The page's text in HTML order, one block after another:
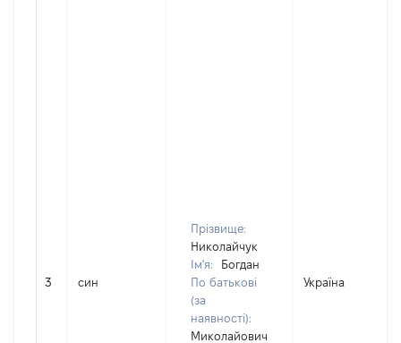
3 син
Прізвище:
Николайчук
Ім'я:
Богдан
По батькові
(за
наявності):
Миколайович
Україна